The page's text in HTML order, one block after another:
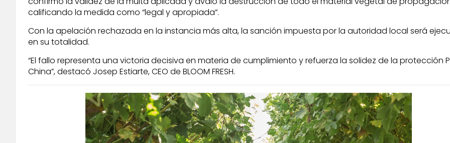
calificando la medida como “legal y apropiada”.
Con la apelación rechazada en la instancia más alta, la sanción impuesta por la autoridad local será
en su totalidad.
“El fallo representa una victoria decisiva en materia de cumplimiento y refuerza la solidez de la protección
China”, destacó Josep Estiarte, CEO de BLOOM FRESH.